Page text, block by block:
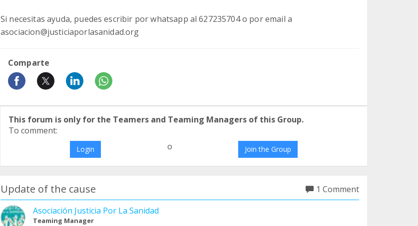
Si necesitas ayuda, puedes escribir por whatsapp al 627235704 o por email a
asociacion@justiciaporlasanidad.org
Comparte
This forum is only for the Teamers and Teaming Managers of this Group.
To comment:
Login o Join the Group
Update of the cause
1 Comment
Asociación Justicia Por La Sanidad
Teaming Manager